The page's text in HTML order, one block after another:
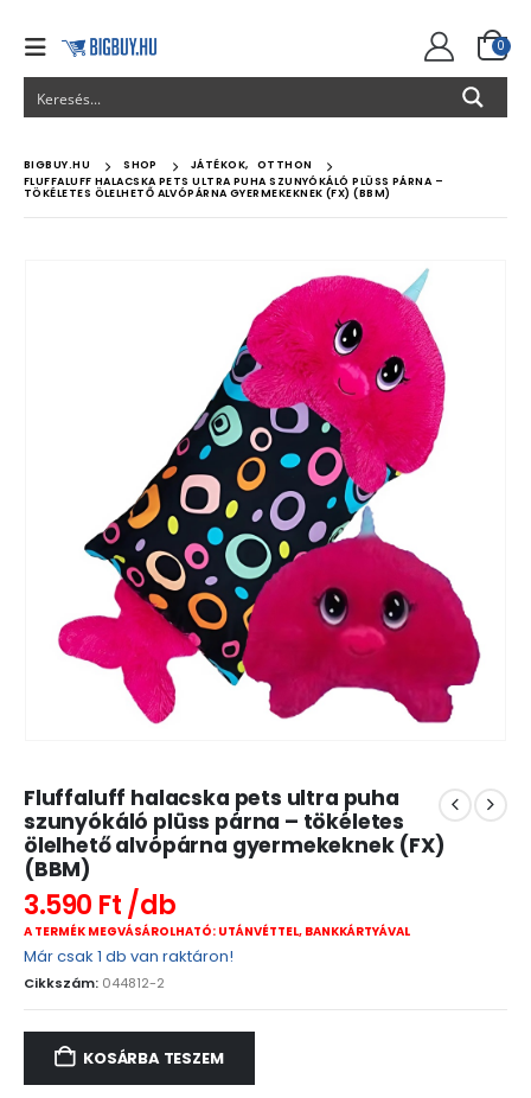
0
BIGBUY.HU SHOP JÁTÉKOK,
OTTHON
FLUFFALUFF HALACSKA PETS ULTRA PUHA SZUNYÓKÁLÓ PLÜSS PÁRNA –
TÖKÉLETES ÖLELHETŐ ALVÓPÁRNA GYERMEKEKNEK (FX) (BBM)
Fluffaluff halacska pets ultra puha
szunyókáló plüss párna – tökéletes
ölelhető alvópárna gyermekeknek (FX)
(BBM)
3.590 Ft
A TERMÉK MEGVÁSÁROLHATÓ: UTÁNVÉTTEL, BANKKÁRTYÁVAL
Már csak 1 db van raktáron!
Cikkszám: 044812-2
KOSÁRBA TESZEM